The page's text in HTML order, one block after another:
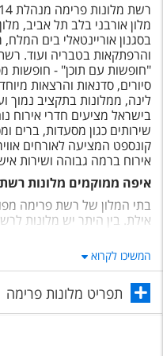
מלון אורבני בלב תל אביב,
בסגנון אוריינטאלי בים המלח,
והרפתקאות בטבריה ועוד.
"חופשות עם תוכן" - חופשות
סיורים, סדנאות והרצאות
לינה, ממלונות בתקציב נמוך
בישראל מציעים חדרי אירוח
שירותים כגון מסעדות, ברים
קונספט המציעה לאורחים
אירוח ברמה גבוהה ושירות
איפה ממוקמים מלונות
בתי המלון של רשת פרימה
אילת. בין היתר יש מלונות
מהם בתי מלון של רשת
מלון פרימה סיטי - ממוקם
דקות הליכה ספורות מחוף
מלון פרימה תל אביב - מלון
המשיכו לקרוא
תפריט מלונות פרימה